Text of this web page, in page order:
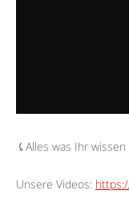
⤹Alles was Ihr
Unsere Videos: